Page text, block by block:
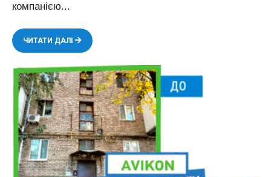
компанією...
ЧИТАТИ ДАЛІ
ВИКОНАНІ
РОБОТИ
ПО
РЕМОНТУ
ТА
СКЛІННЮ
ВІКОН